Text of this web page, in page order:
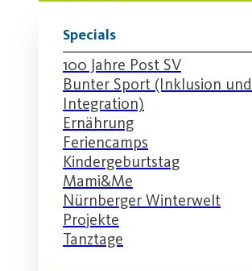
Specials
100 Jahre Post SV
Bunter Sport (Inklusion und
Integration)
Ernährung
Feriencamps
Kindergeburtstag
Mami&Me
Nürnberger Winterwelt
Projekte
Tanztage